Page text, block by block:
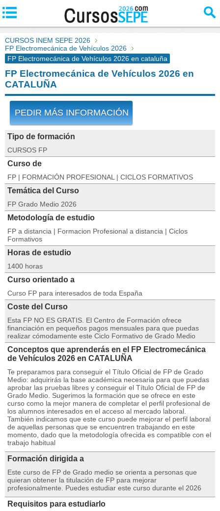
CURSOS INEM SEPE 2026
FP Electromecánica de Vehículos 2026
FP Electromecánica de Vehículos 2026 en cataluña
FP Electromecánica de Vehículos 2026 en
CATALUÑA
PEDIR MÁS INFORMACIÓN
Tipo de formación
CURSOS FP
Curso de
FP | FORMACIÓN PROFESIONAL | CICLOS FORMATIVOS
Temática del Curso
FP Grado Medio 2026
Metodología de estudio
FP a distancia | Formacion Profesional a distancia | Ciclos
Formativos
Horas de estudio
1400 horas
Curso orientado a
Curso FP para interesados de toda España
Coste del Curso
Esta FP NO ES GRATIS. El Centro de Formación ofrece
financiación en pequeños pagos mensuales para que puedas
realizar cómodamente este Ciclo Formativo de Grado Medio
Conceptos que aprenderás en el FP Electromecánica
de Vehículos 2026 en CATALUÑA
Te preparamos para conseguir el Título Oficial de FP de Grado
Medio: adquirirás la base académica necesaria para que puedas
aprobar las pruebas libres y conseguir el Título Oficial de FP de
Grado Medio. Sugerimos la formación que se ofrece en este
curso como la mejor manera de completar el perfil profesional de
los alumnos interesados en el acceso al mercado laboral.
También indicamos que este curso puede mejorar el perfil laboral
de aquellas personas que se encuentren trabajando en este
momento, dado que la metodología ofrecida es compatible con el
trabajo habitual
Formación dirigida a
Este curso de FP de Grado medio se orienta a personas que
quieran obtener la titulación de FP para mejorar
profesionalmente. Puedes estudiar este curso durante el 2026
Requisitos para estudiarlo